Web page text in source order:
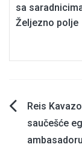
sa
Željezno polje
članaka
Reis
saučešće